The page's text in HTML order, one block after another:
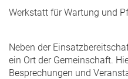
Werkstatt für Wartung und
Neben der
ein Ort der Gemeinschaft.
Besprechungen und